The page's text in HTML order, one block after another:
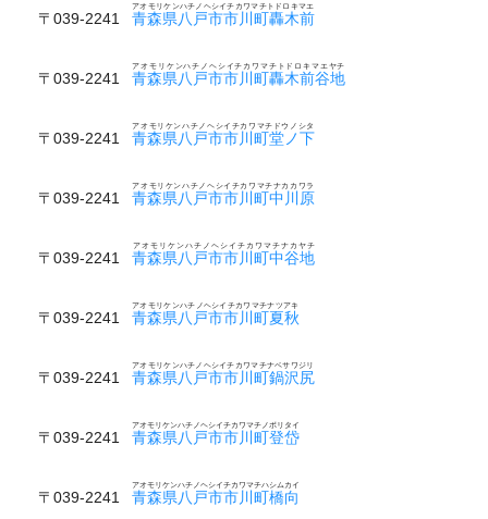
〒039-2241 青森県八戸市市川町轟木前
アオモリケンハチノヘシイチカワマチトドロキマエ
〒039-2241 青森県八戸市市川町轟木前谷地
アオモリケンハチノヘシイチカワマチトドロキマエヤチ
〒039-2241 青森県八戸市市川町堂ノ下
アオモリケンハチノヘシイチカワマチドウノシタ
〒039-2241 青森県八戸市市川町中川原
アオモリケンハチノヘシイチカワマチナカカワラ
〒039-2241 青森県八戸市市川町中谷地
アオモリケンハチノヘシイチカワマチナカヤチ
〒039-2241 青森県八戸市市川町夏秋
アオモリケンハチノヘシイチカワマチナツアキ
〒039-2241 青森県八戸市市川町鍋沢尻
アオモリケンハチノヘシイチカワマチナベサワジリ
〒039-2241 青森県八戸市市川町登岱
アオモリケンハチノヘシイチカワマチノボリタイ
〒039-2241 青森県八戸市市川町橋向
アオモリケンハチノヘシイチカワマチハシムカイ